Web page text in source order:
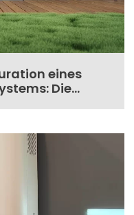
eines
Die